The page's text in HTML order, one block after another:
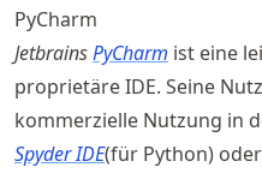
PyCharm
JetbrainsPyCharm ist eine
proprietäre IDE. Seine
kommerzielle Nutzung in
Spyder IDE(für Python) oder